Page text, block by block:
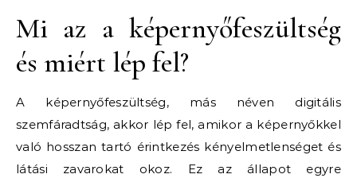
Mi az a képernyőfeszültség
és miért lép fel?
A képernyőfeszültség, más néven digitális
szemfáradtság, akkor lép fel, amikor a képernyőkkel
való hosszan tartó érintkezés kényelmetlenséget és
látási zavarokat okoz. Ez az állapot egyre